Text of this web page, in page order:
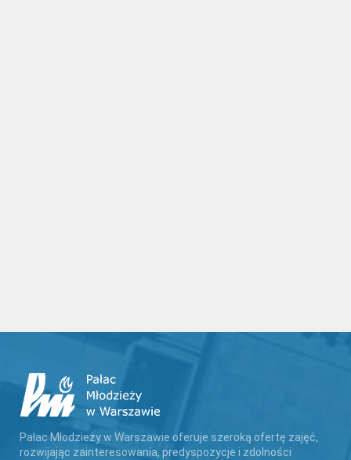
Pałac Młodzieży w Warszawie oferuje szeroką ofertę zajęć,
rozwijając zainteresowania, predyspozycje i zdolności